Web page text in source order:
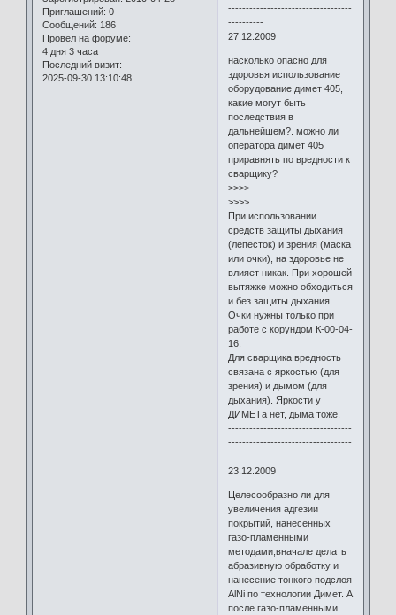
Приглашений: 0
Сообщений: 186
Провел на форуме:
4 дня 3 часа
Последний визит:
2025-09-30 13:10:48
-----------------------------------
----------
27.12.2009
насколько опасно для
здоровья использование
оборудование димет 405,
какие могут быть
последствия в
дальнейшем?. можно ли
оператора димет 405
приравнять по вредности к
сварщику?
>>>>
>>>>
При использовании
средств защиты дыхания
(лепесток) и зрения (маска
или очки), на здоровье не
влияет никак. При хорошей
вытяжке можно обходиться
и без защиты дыхания.
Очки нужны только при
работе с корундом К-00-04-
16.
Для сварщика вредность
связана с яркостью (для
зрения) и дымом (для
дыхания). Яркости у
ДИМЕТа нет, дыма тоже.
-----------------------------------
-----------------------------------
----------
23.12.2009
Целесообразно ли для
увеличения адгезии
покрытий, нанесенных
газо-пламенными
методами,вначале делать
абразивную обработку и
нанесение тонкого подслоя
AlNi по технологии Димет. А
после газо-пламенными